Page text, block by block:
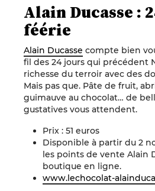
Alain Ducasse :
féérie
Alain Ducasse compte bien
fil des 24 jours qui précédent
richesse du terroir avec des
Mais pas que. Pâte de fruit,
guimauve au chocolat… de
gustatives vous attendent.
Prix : 51 euros
Disponible à partir du 2
les points de vente Alain
boutique en ligne.
www.lechocolat-